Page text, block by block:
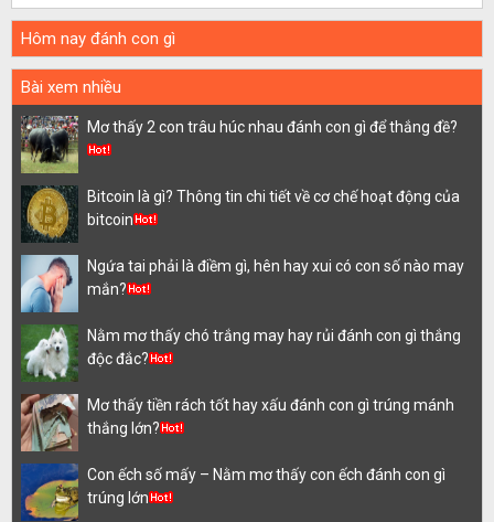
Hôm nay đánh con gì
Bài xem nhiều
Mơ thấy 2 con trâu húc nhau đánh con gì để thắng đề?
Bitcoin là gì? Thông tin chi tiết về cơ chế hoạt động của
bitcoin
Ngứa tai phải là điềm gì, hên hay xui có con số nào may
mắn?
Nằm mơ thấy chó trắng may hay rủi đánh con gì thắng
độc đắc?
Mơ thấy tiền rách tốt hay xấu đánh con gì trúng mánh
thắng lớn?
Con ếch số mấy – Nằm mơ thấy con ếch đánh con gì
trúng lớn